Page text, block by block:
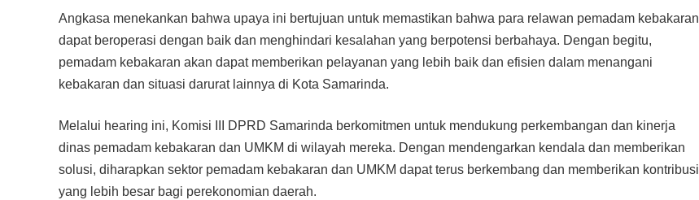
Angkasa menekankan bahwa upaya ini bertujuan untuk memastikan bahwa para relawan pemadam kebakaran
dapat beroperasi dengan baik dan menghindari kesalahan yang berpotensi berbahaya. Dengan begitu,
pemadam kebakaran akan dapat memberikan pelayanan yang lebih baik dan efisien dalam menangani
kebakaran dan situasi darurat lainnya di Kota Samarinda.
Melalui hearing ini, Komisi III DPRD Samarinda berkomitmen untuk mendukung perkembangan dan kinerja
dinas pemadam kebakaran dan UMKM di wilayah mereka. Dengan mendengarkan kendala dan memberikan
solusi, diharapkan sektor pemadam kebakaran dan UMKM dapat terus berkembang dan memberikan kontribusi
yang lebih besar bagi perekonomian daerah.